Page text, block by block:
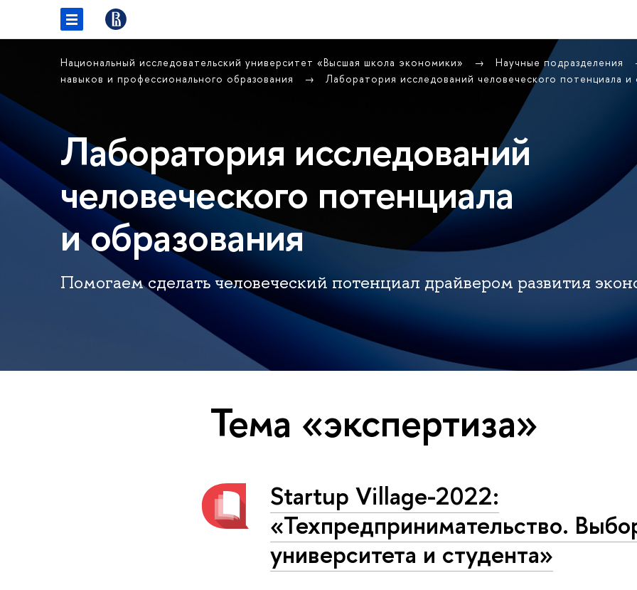
Национальный исследовательский университет «Высшая школа экономики»
Научные подразделения
навыков и профессионального образования
Лаборатория исследований человеческого потенциала
Лаборатория исследований
человеческого потенциала
и образования
Помогаем сделать человеческий потенциал драйвером развития
Тема «экспертиза»
Startup Village-2022:
«Техпредпринимательство.
университета и студента»